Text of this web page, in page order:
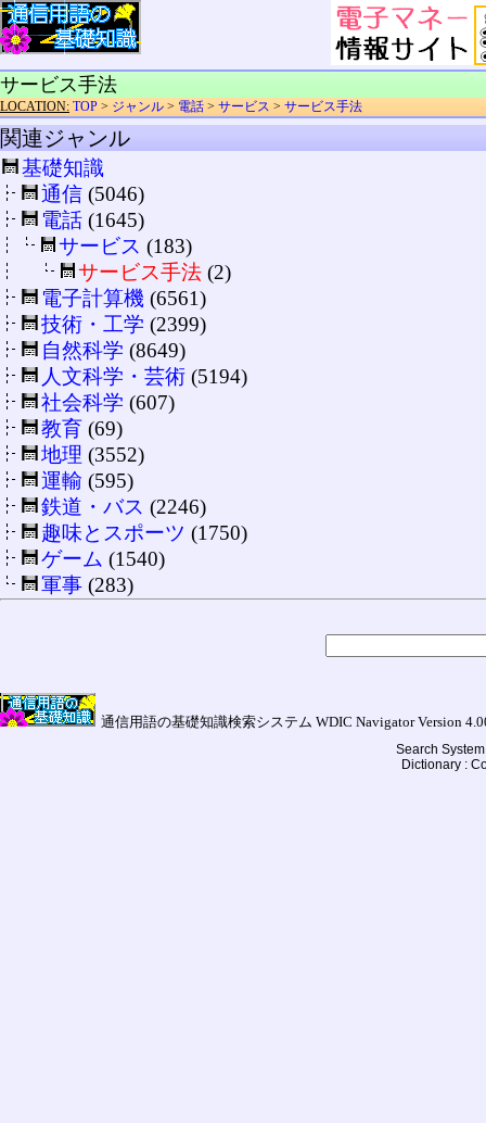
サービス手法
LOCATION: TOP > ジャンル > 電話 > サービス > サービス手法
関連ジャンル
基礎知識
通信 (5046)
電話 (1645)
サービス (183)
サービス手法 (2)
電子計算機 (6561)
技術・工学 (2399)
自然科学 (8649)
人文科学・芸術 (5194)
社会科学 (607)
教育 (69)
地理 (3552)
運輸 (595)
鉄道・バス (2246)
趣味とスポーツ (1750)
ゲーム (1540)
軍事 (283)
通信用語の基礎知識検索システム WDIC Navigator Version
Search
Dictionary :